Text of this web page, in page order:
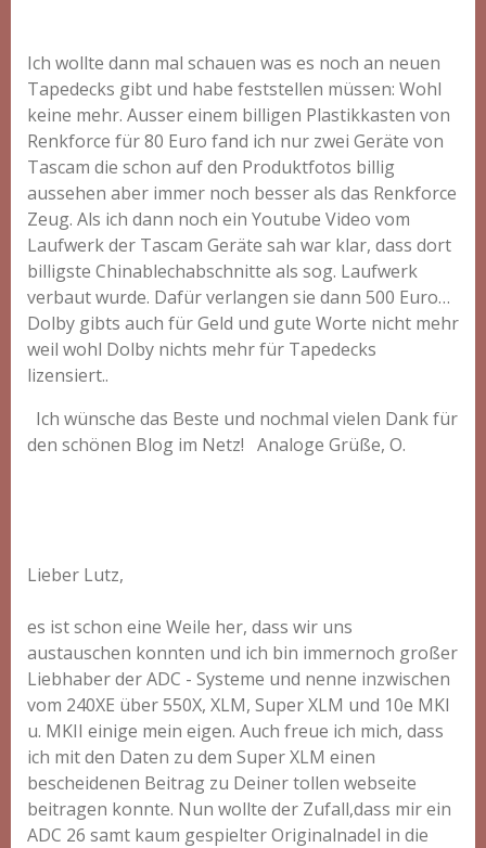
Ich wollte dann mal schauen was es noch an neuen
Tapedecks gibt und habe feststellen müssen: Wohl
keine mehr. Ausser einem billigen Plastikkasten von
Renkforce für 80 Euro fand ich nur zwei Geräte von
Tascam die schon auf den Produktfotos billig
aussehen aber immer noch besser als das Renkforce
Zeug. Als ich dann noch ein Youtube Video vom
Laufwerk der Tascam Geräte sah war klar, dass dort
billigste Chinablechabschnitte als sog. Laufwerk
verbaut wurde. Dafür verlangen sie dann 500 Euro…
Dolby gibts auch für Geld und gute Worte nicht mehr
weil wohl Dolby nichts mehr für Tapedecks
lizensiert..
Ich wünsche das Beste und nochmal vielen Dank für
den schönen Blog im Netz! Analoge Grüße, O.
Lieber Lutz,
es ist schon eine Weile her, dass wir uns
austauschen konnten und ich bin immernoch großer
Liebhaber der ADC - Systeme und nenne inzwischen
vom 240XE über 550X, XLM, Super XLM und 10e MKI
u. MKII einige mein eigen. Auch freue ich mich, dass
ich mit den Daten zu dem Super XLM einen
bescheidenen Beitrag zu Deiner tollen webseite
beitragen konnte. Nun wollte der Zufall,dass mir ein
ADC 26 samt kaum gespielter Originalnadel in die